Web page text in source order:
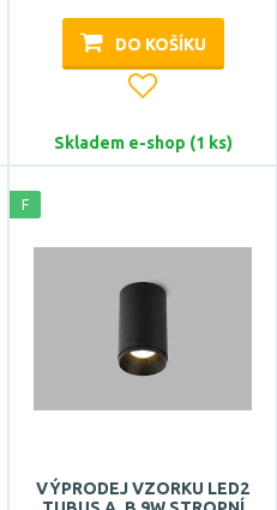
DO KOŠÍKU
Skladem e-shop (1 ks)
F
VÝPRODEJ VZORKU LED2